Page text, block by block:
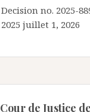
Decision no. 2025-
2025 juillet 1, 2026
Cour de Justice